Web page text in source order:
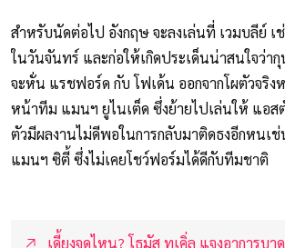
สำหรับนัดต่อไป อังกฤษ จะลงเล่นที่ เวมบลีย์ เ
ในวันจันทร์ และก่อให้เกิดประเด็นน่าสนใจว่ากุ
จะหั่น แรชฟอร์ด กับ โฟเด้น ออกจากโผตัวจริงห
หน้าทีม แมนฯ ยูไนเต็ด ซึ่งย้ายไปเล่นให้ แอ
ตัวมีผลงานไม่ดีพอในการกลับมาติดธงอีกหนเ
แมนฯ ซิตี้ ซึ่งไม่เคยโชว์ฟอร์มได้ดีกับทีมชาติ
เดี้ยงจุดไหน? โธมัส ทูเคิ่ล แจงอาการบา